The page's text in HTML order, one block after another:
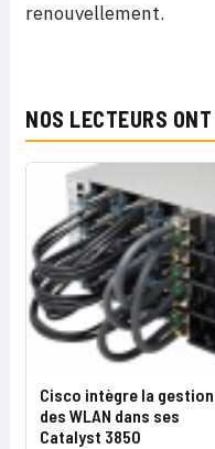
renouvellement.
NOS LECTEURS
Cisco intègre la gestion
des WLAN dans ses
Catalyst 3850